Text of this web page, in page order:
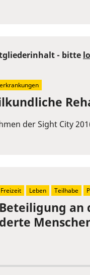
- bitte
der Sight City
an
Freizeit Leben Teilhabe